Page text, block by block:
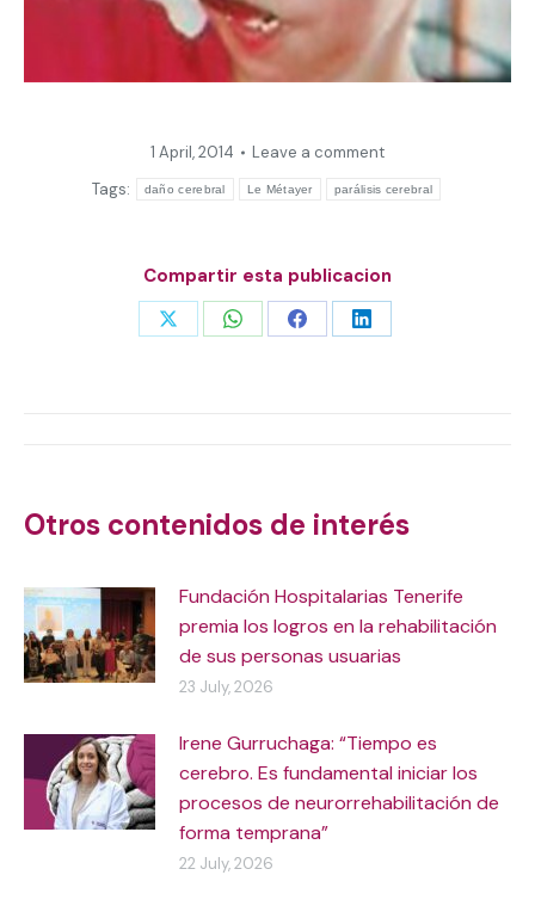
1 April, 2014
Leave a comment
Tags:
daño cerebral Le Métayer parálisis cerebral
Compartir esta publicacion
Share Share Share Share
Otros contenidos de interés
Fundación Hospitalarias Tenerife
premia los logros en la rehabilitación
de sus personas usuarias
23 July, 2026
Irene Gurruchaga: “Tiempo es
cerebro. Es fundamental iniciar los
procesos de neurorrehabilitación de
forma temprana”
22 July, 2026